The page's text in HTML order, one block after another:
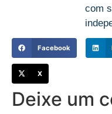
com
Facebook
X
Deixe um